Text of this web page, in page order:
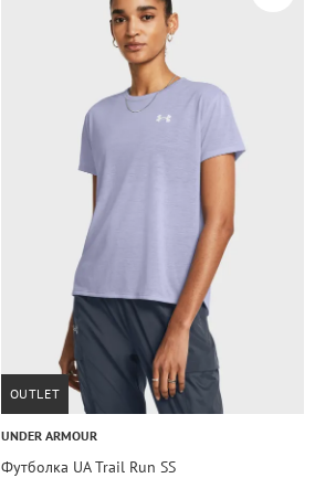
OUTLET
UNDER ARMOUR
Футболка UA Trail Run SS